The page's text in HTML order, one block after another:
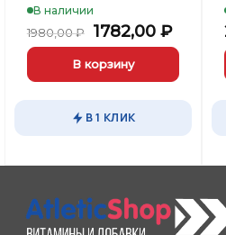
В наличии
1980,00₽
цена
составляла
1980,00 ₽.
1782,00 ₽
цена:
В корзину
В 1 КЛИК